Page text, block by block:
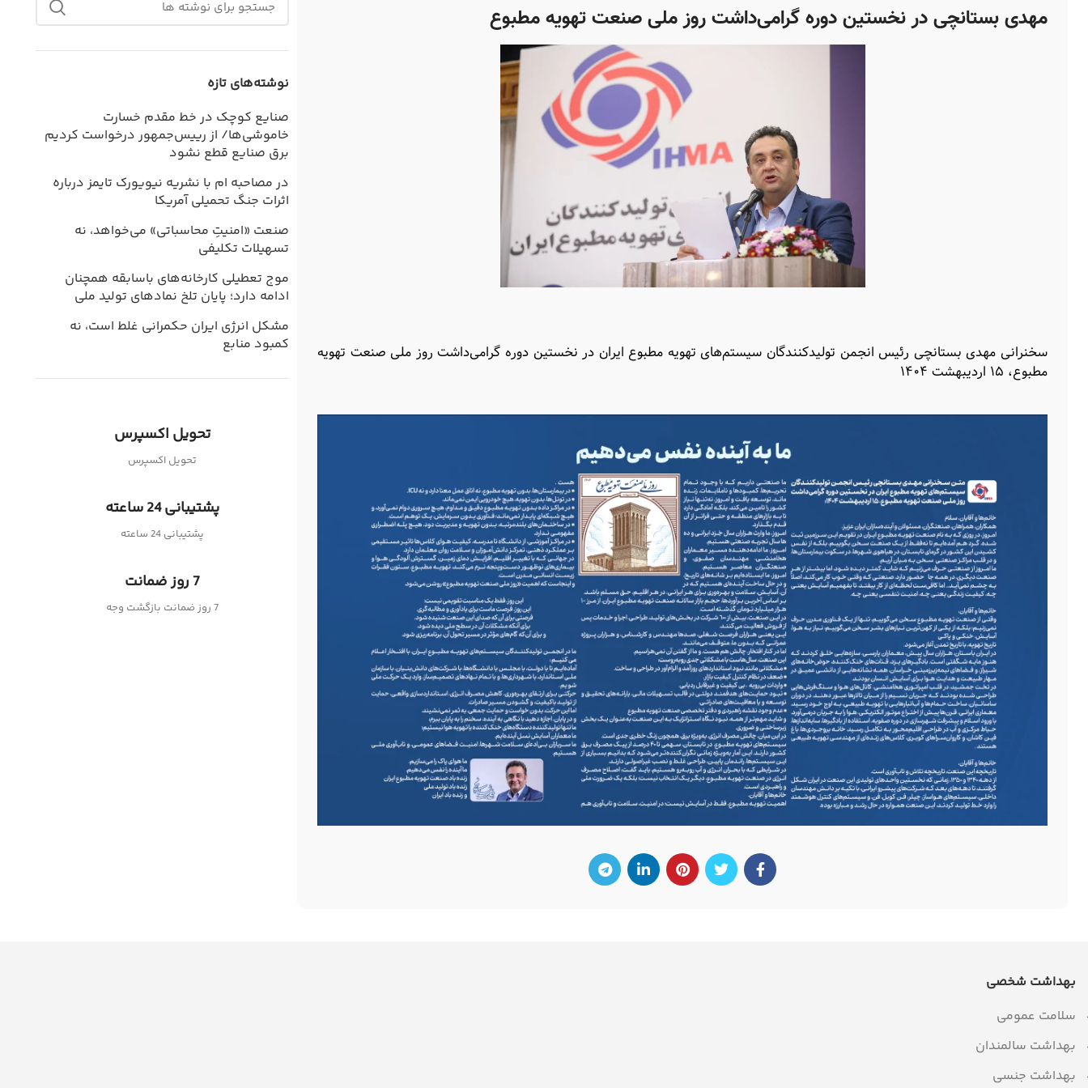
مهدی بستانچی در نخستین دوره گرامی‌داشت روز ملی صنعت تهویه مطبوع
سخنرانی مهدی بستانچی رئیس انجمن تولیدکنندگان سیستم‌های تهویه مطبوع ایران در نخستین دوره گرامی‌داشت روز ملی صنعت تهویه
مطبوع، ۱۵ اردیبهشت ۱۴۰۴
نوشته‌های تازه
صنایع کوچک در خط مقدم خسارت
خاموشی‌ها/ از رییس‌جمهور درخواست کردیم
برق صنایع قطع نشود
در مصاحبه ام با نشریه نیویورک تایمز درباره
اثرات جنگ تحمیلی آمریکا
صنعت «امنیتِ محاسباتی» می‌خواهد، نه
تسهیلات تکلیفی
موج تعطیلی کارخانه‌های باسابقه همچنان
ادامه دارد؛ پایان تلخ نمادهای تولید ملی
مشکل انرژی ایران حکمرانی غلط است، نه
کمبود منابع
تحویل اکسپرس
تحویل اکسپرس
پشتیبانی 24 ساعته
پشتیبانی 24 ساعته
7 روز ضمانت
7 روز ضمانت بازگشت وجه
بهداشت شخصی
سلامت عمومی
بهداشت سالمندان
بهداشت جنسی